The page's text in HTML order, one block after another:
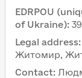
EDRPOU
of Ukraine):
Legal address:
Житомир,
Contact: